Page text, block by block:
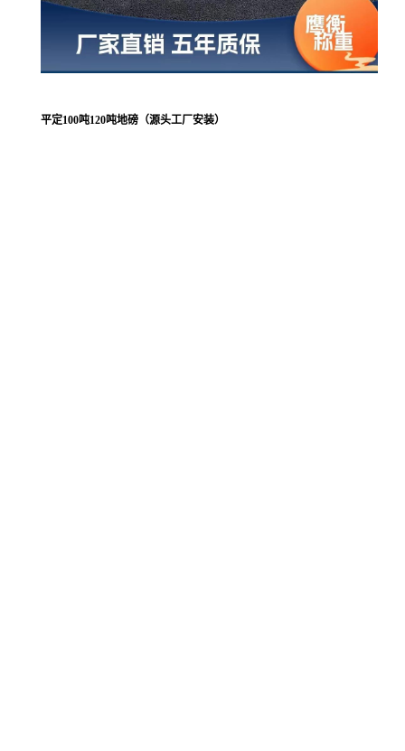
平定100吨120吨地磅（源头工厂安装）